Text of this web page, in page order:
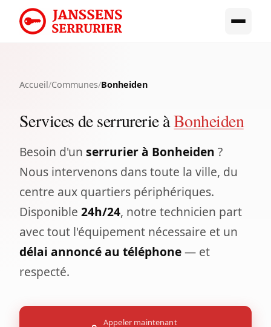
Accueil/Communes/Bonheiden
Services de serrurerie àBonheiden
Besoin d'un serrurier à Bonheiden ?
Nous intervenons dans toute la ville, du
centre aux quartiers périphériques.
Disponible 24h/24, notre technicien part
avec tout l'équipement nécessaire et un
délai annoncé au téléphone— et
respecté.
Appeler maintenant